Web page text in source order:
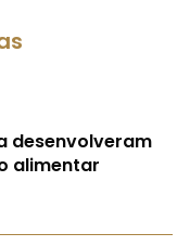
desenvolveram
alimentar